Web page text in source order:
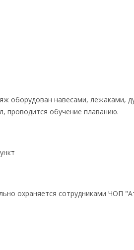
оборудован навесами, лежаками,
проводится обучение плаванию.
охраняется сотрудниками ЧОП